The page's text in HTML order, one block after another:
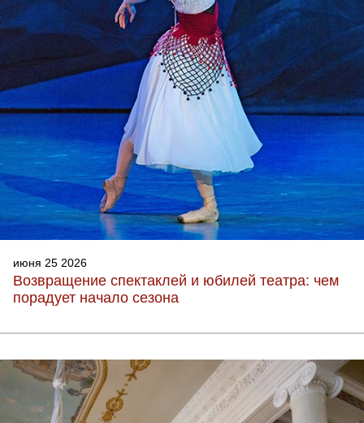
июня 25 2026
Возвращение спектаклей и юбилей театра: чем
порадует начало сезона